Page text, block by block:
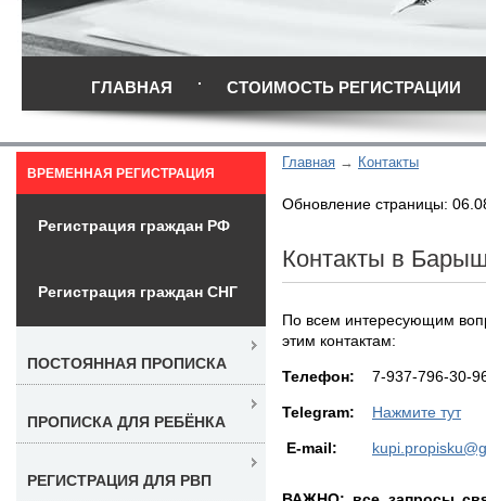
ГЛАВНАЯ СТОИМОСТЬ РЕГИСТРАЦИИ
Главная Контакты
Обновление страницы:
Контакты в
По всем интересующим
этим контактам:
Teлефон: 7-937-796-30-
Telegram: Нажмите тут
E-mail:
ВРЕМЕННАЯ РЕГИСТРАЦИЯ
Регистрация граждан РФ
Регистрация граждан СНГ
ПОСТОЯННАЯ ПРОПИСКА
ПРОПИСКА ДЛЯ РЕБЁНКА
РЕГИСТРАЦИЯ ДЛЯ РВП